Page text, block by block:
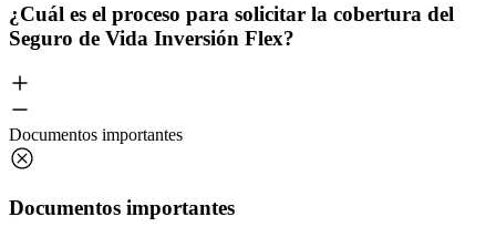
¿Cuál es el proceso para solicitar la cobertura del
Seguro de Vida Inversión Flex?
Documentos importantes
Documentos importantes